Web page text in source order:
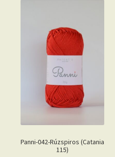
Panni-042-Rúzspiros (Catania
115)